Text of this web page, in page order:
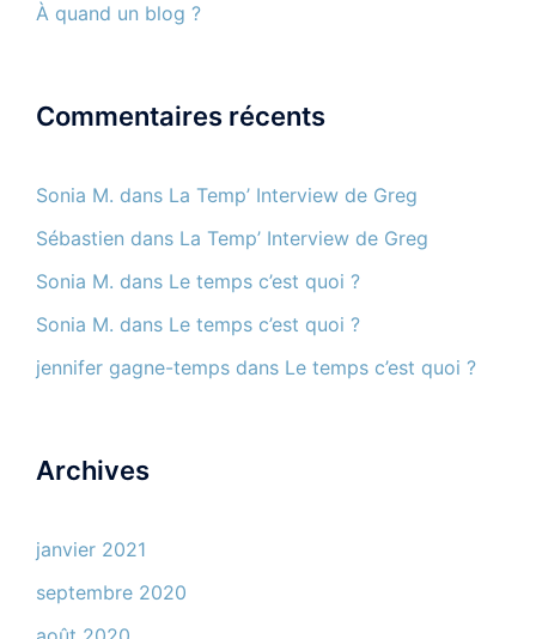
À quand un blog ?
Commentaires récents
Sonia M. dans La Temp’ Interview de Greg
Sébastien dans La Temp’ Interview de Greg
Sonia M. dans Le temps c’est quoi ?
Sonia M. dans Le temps c’est quoi ?
jennifer gagne-temps dans Le temps c’est quoi ?
Archives
janvier 2021
septembre 2020